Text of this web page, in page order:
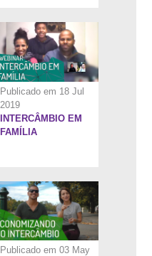
Publicado em 18 Jul
2019
INTERCÂMBIO EM
FAMÍLIA
Publicado em 03 May